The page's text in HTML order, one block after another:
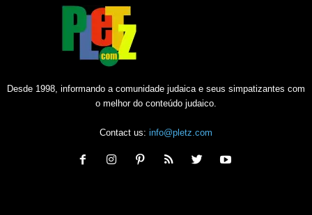
Desde 1998, informando a comunidade judaica e seus simpatizantes com
o melhor do conteúdo judaico.
Contact us: info@pletz.com